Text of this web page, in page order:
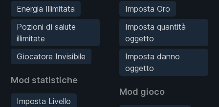
Energia Illimitata
Pozioni di salute
illimitate
Giocatore Invisibile
Mod statistiche
Imposta Livello
Imposta Oro
Imposta quantità
oggetto
Imposta danno
oggetto
Mod gioco